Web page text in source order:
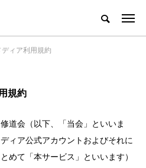
ィア利用規約
規約
道会（以下、「当会」といいま
ィア公式アカウントおよびそれに
めて「本サービス」といいます）